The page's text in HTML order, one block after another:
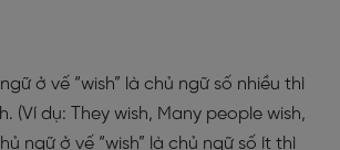
ở vế “wish” là chủ ngữ số nhiều thì
(Ví dụ: They wish, Many people wish,
ngữ ở vế “wish” là chủ ngữ số ít thì